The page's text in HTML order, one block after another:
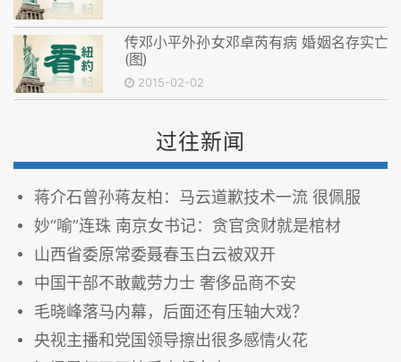
传邓小平外孙女邓卓芮有病 婚姻名存实亡
(图)
2015-02-02
过往新闻
蒋介石曾孙蒋友柏：马云道歉技术一流 很佩服
妙“喻”连珠 南京女书记：贪官贪财就是棺材
山西省委原常委聂春玉白云被双开
中国干部不敢戴劳力士 奢侈品商不安
毛晓峰落马内幕，后面还有压轴大戏？
央视主播和党国领导擦出很多感情火花